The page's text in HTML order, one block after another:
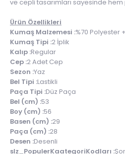
ve cepli tasarımları sayesinde
Ürün Özellikleri
Kumaş Malzemesi :%70 Polyester
Kumaş Tipi :2 İplik
Kalıp :Regular
Cep :2 Adet Cep
Sezon :Yaz
Bel Tipi :Lastikli
Paça Tipi :Düz Paça
Bel (cm) :53
Boy (cm) :56
Basen (cm) :29
Paça (cm) :28
Desen :Desenli
slz_PopulerKaategoriKodları :